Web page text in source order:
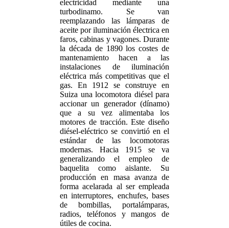
electricidad mediante una
turbodinamo. Se van
reemplazando las lámparas de
aceite por iluminación électrica en
faros, cabinas y vagones. Durante
la década de 1890 los costes de
mantenamiento hacen a las
instalaciones de iluminación
eléctrica más competitivas que el
gas. En 1912 se construye en
Suiza una locomotora diésel para
accionar un generador (dínamo)
que a su vez alimentaba los
motores de tracción. Este diseño
diésel-eléctrico se convirtió en el
estándar de las locomotoras
modernas. Hacia 1915 se va
generalizando el empleo de
baquelita como aislante. Su
producción en masa avanza de
forma acelarada al ser empleada
en interruptores, enchufes, bases
de bombillas, portalámparas,
radios, teléfonos y mangos de
útiles de cocina.